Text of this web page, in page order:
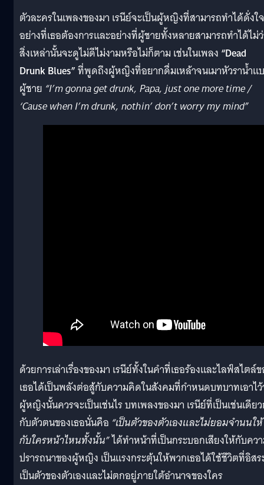
ตัวละครในเพลงของมา เรนีย์จะเป็นผู้หญิงที่สามารถทำได้ดั่งใจ
อย่างที่เธอต้องการและอย่างที่ผู้ชายทั้งหลายสามารถทำได้ไม่
สิ่งเหล่านั้นจะดูไม่ดีไม่งามหรือไม่ก็ตาม เช่นในเพลง “Dead
Drunk Blues”ที่พูดถึงผู้หญิงที่อยากดื่มเหล้าจนเมาหัวราน้ำแ
ผู้ชาย “I’m gonna get drunk, Papa, just one more time /
‘Cause when I’m drunk, nothin’ don’t worry my mind”
ด้วยการเล่าเรื่องของมา เรนีย์ทั้งในคำที่เธอร้องและไลฟ์สไตล์
เธอได้เป็นพลังต่อสู้กับความคิดในสังคมที่กำหนดบทบาทเอาไว้
ผู้หญิงนั้นควรจะเป็นเช่นไร บทเพลงของมา เรนีย์ที่เป็นเช่นเดีย
กับตัวตนของเธอนั่นคือ “เป็นตัวของตัวเองและไม่ยอมจำนนให้
กับใครหน้าไหนทั้งนั้น”ได้ทำหน้าที่เป็นกระบอกเสียงให้กับคว
ปรารถนาของผู้หญิง เป็นแรงกระตุ้นให้พวกเธอได้ใช้ชีวิตที่อิสร
เป็นตัวของตัวเองและไม่ตกอยู่ภายใต้อำนาจของใคร